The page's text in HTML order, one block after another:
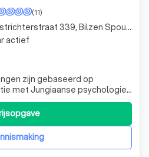
(11)
zijn gebaseerd op
met Jungiaanse psychologie
voor
het moment en een lange-
in groep. De be
Maastrichterstraat 339, Bilzen Spouwen
actief